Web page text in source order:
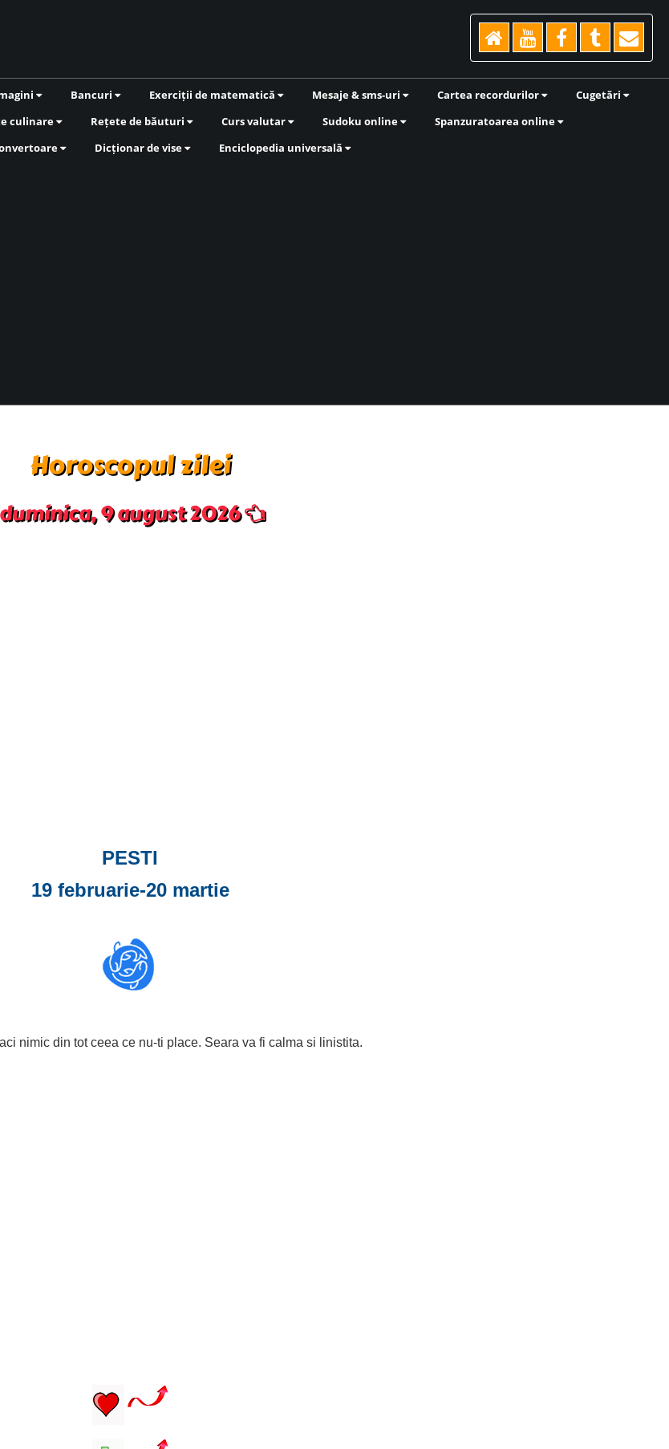
Bancuri Exerciții de matematică Mesaje & sms-uri Cartea recordurilor
Cugetări
culinare Rețete de băuturi Curs valutar Sudoku online
Spanzuratoarea online
Dicționar de vise Enciclopedia universală
Horoscopul zilei
9 august 2026
PESTI
19 februarie-20 martie
nimic din tot ceea ce nu-ti place. Seara va fi calma si linistita.